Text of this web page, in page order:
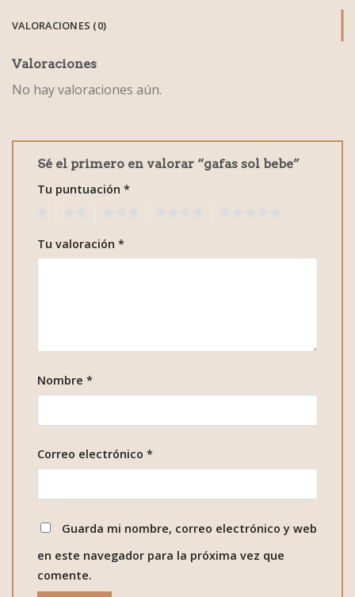
VALORACIONES (0)
Valoraciones
No hay valoraciones aún.
Sé el primero en valorar “gafas sol bebe”
Tu puntuación *
Tu valoración *
Nombre *
Correo electrónico *
Guarda mi nombre, correo electrónico y web
en este navegador para la próxima vez que
comente.